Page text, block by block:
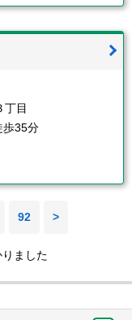
丁目
歩35分
92 >
ました